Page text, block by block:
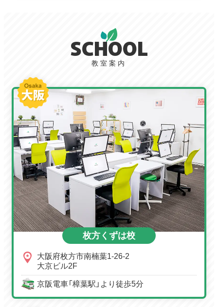
SCHOOL
教室案内
枚方くずは校
大阪府枚方市南楠葉1-26-2
大京ビル2F
京阪電車「樟葉駅」より徒歩5分